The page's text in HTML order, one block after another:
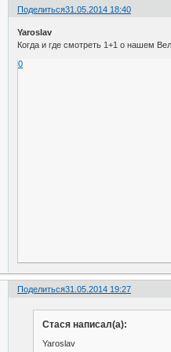
Поделиться31.05.2014 18:40
Yaroslav
Когда и где смотреть 1+1 о нашем
0
Поделиться31.05.2014 19:27
Стася написал(а):
Yaroslav